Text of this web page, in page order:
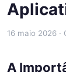
16 maio 2026 ·
A